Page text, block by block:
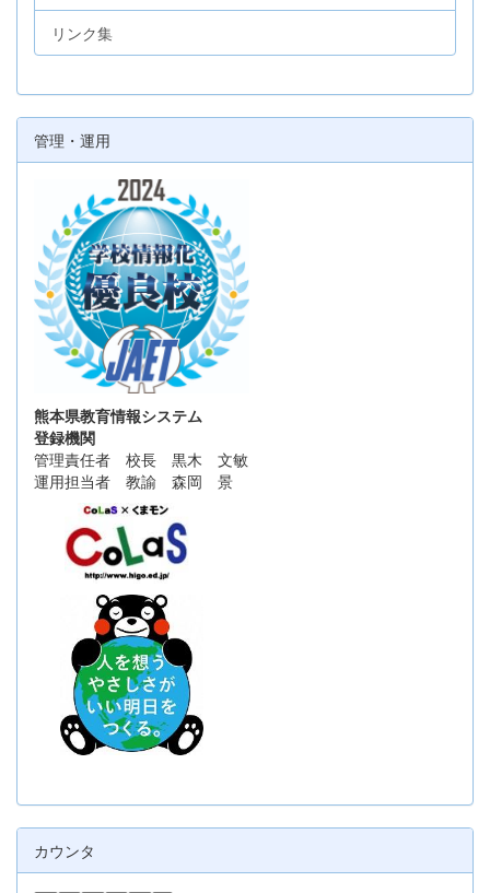
リンク集
管理・運用
熊本県教育情報システム
登録機関
管理責任者 校長 黒木 文敏
運用担当者 教諭 森岡 景
カウンタ